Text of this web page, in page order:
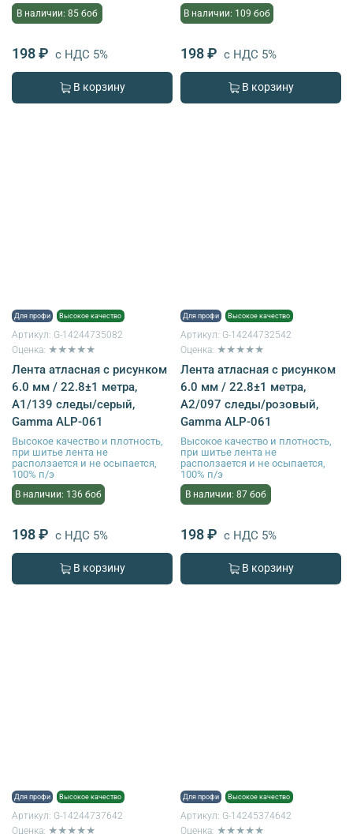
В наличии: 85 боб
198 ₽ с НДС 5%
В корзину
В наличии: 109 боб
198 ₽ с НДС 5%
В корзину
Для профи Высокое качество
Артикул: G-14244735082
Оценка: ★★★★★
Лента атласная с рисунком
6.0 мм / 22.8±1 метра,
A1/139 следы/серый,
Gamma ALP-061
Высокое качество и плотность,
при шитье лента не
расползается и не осыпается,
100% п/э
В наличии: 136 боб
198 ₽ с НДС 5%
В корзину
Для профи Высокое качество
Артикул: G-14244732542
Оценка: ★★★★★
Лента атласная с рисунком
6.0 мм / 22.8±1 метра,
A2/097 следы/розовый,
Gamma ALP-061
Высокое качество и плотность,
при шитье лента не
расползается и не осыпается,
100% п/э
В наличии: 87 боб
198 ₽ с НДС 5%
В корзину
Для профи Высокое качество
Артикул: G-14244737642
Оценка: ★★★★★
Для профи Высокое качество
Артикул: G-14245374642
Оценка: ★★★★★